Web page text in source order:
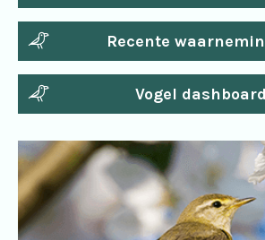
Recente
Vogel dashboard